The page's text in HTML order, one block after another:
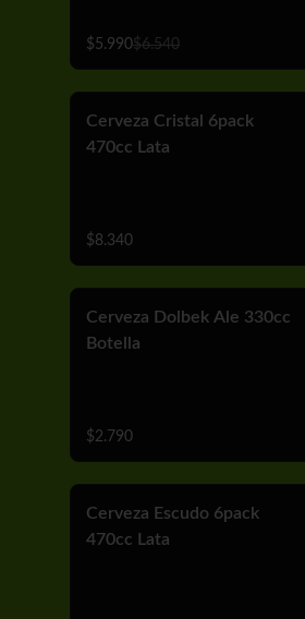
$5.990$6.540
Cerveza Cristal 6pack
470cc Lata
$8.340
Cerveza Dolbek Ale 330cc
Botella
$2.790
Cerveza Escudo 6pack
470cc Lata